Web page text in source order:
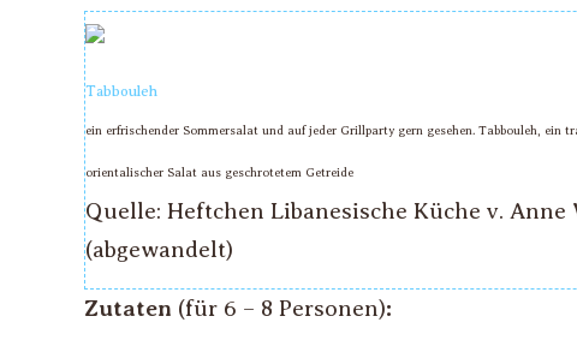
Tabbouleh
ein erfrischender Sommersalat und auf jeder Grillparty gern gesehen. Tabbouleh, ein
orientalischer Salat aus geschrotetem Getreide
Quelle: Heftchen Libanesische Küche v. Anne
(abgewandelt)
Zutaten (für 6 – 8 Personen):